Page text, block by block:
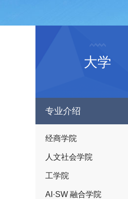
大学
专业介绍
经商学院
人文社会学院
工学院
AI·SW 融合学院